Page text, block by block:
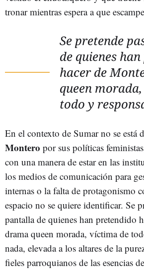
tronar mientras espera a que
Se pretende
de quienes
hacer de
queen
todo y
En el contexto de Sumar no se está
Montero por sus políticas
con una manera de estar en las
los medios de comunicación para
internas o la falta de protagonismo
espacio no se quiere identificar. Se
pantalla de quienes han pretendido
drama queen morada, víctima de
nada, elevada a los altares de la
fieles parroquianos de las esencias